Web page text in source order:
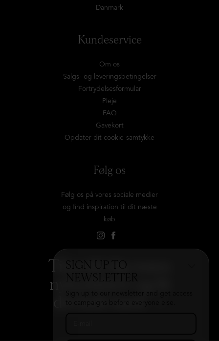
SIGN UP TO
Danmark
Kundeservice
Om os
Salgs- og leveringsbetingelser
Fortrydelsesformular
Pleje
FAQ
Gavekort
Opdater dit cookie-samtykke
Følg os
Følg os på vores sociale medier
og find inspiration til dit næste
køb
Tilmeld dig vores
nyhedsbrev og få